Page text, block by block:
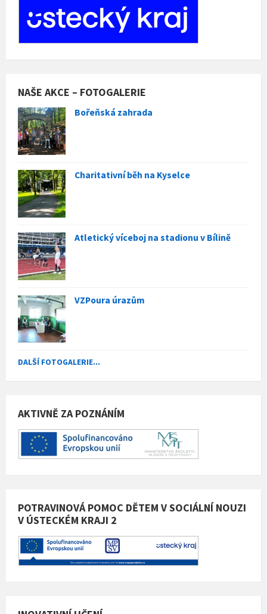
NAŠE AKCE – FOTOGALERIE
Bořeňská zahrada
Charitativní běh na Kyselce
Atletický víceboj na stadionu v Bílině
VZPoura úrazům
DALŠÍ FOTOGALERIE...
AKTIVNĚ ZA POZNÁNÍM
POTRAVINOVÁ POMOC DĚTEM V SOCIÁLNÍ NOUZI
V ÚSTECKÉM KRAJI 2